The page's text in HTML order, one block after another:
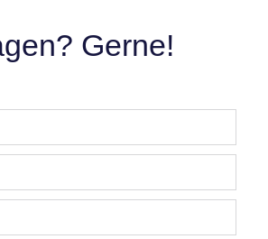
Gerne!